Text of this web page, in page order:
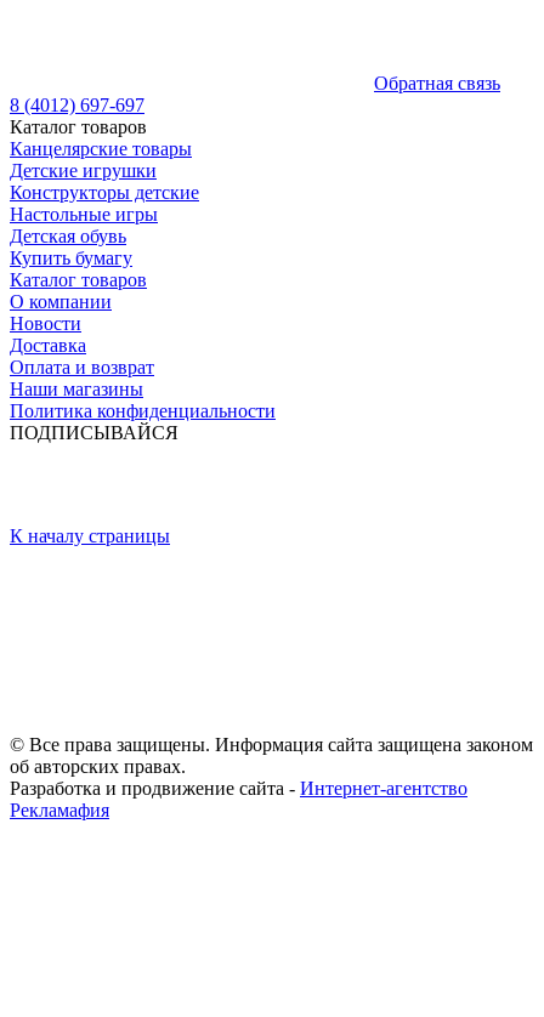
Обратная связь
8 (4012) 697-697
Каталог товаров
Канцелярские товары
Детские игрушки
Конструкторы детские
Настольные игры
Детская обувь
Купить бумагу
Каталог товаров
О компании
Новости
Доставка
Оплата и возврат
Наши магазины
Политика конфиденциальности
ПОДПИСЫВАЙСЯ
К началу страницы
© Все права защищены. Информация сайта защищена законом
об авторских правах.
Разработка и продвижение сайта - Интернет-агентство
Рекламафия